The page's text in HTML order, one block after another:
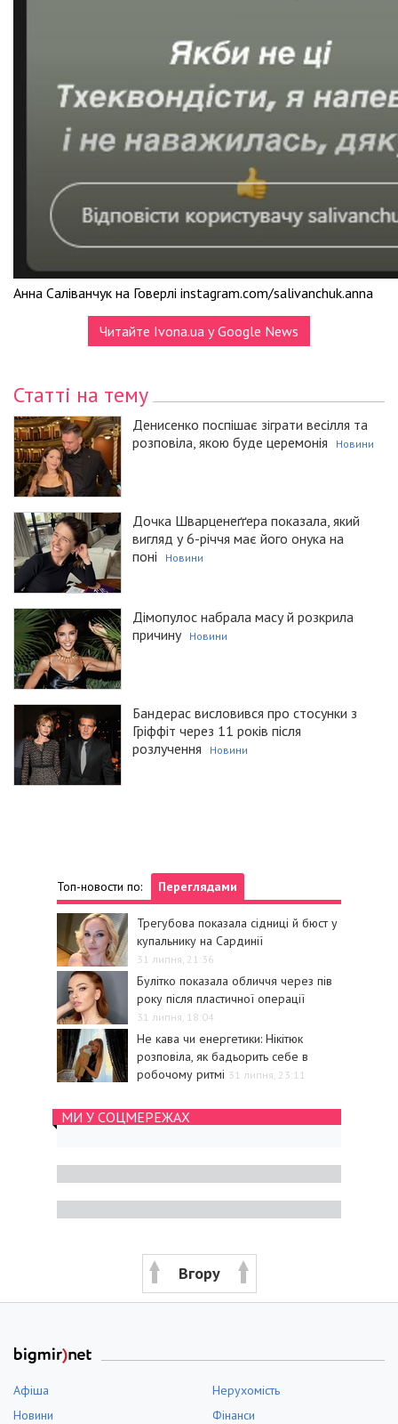
Анна Саліванчук на Говерлі instagram.com/salivanchuk.anna
Читайте Ivona.ua у Google News
Статті на тему
Денисенко поспішає зіграти весілля та
розповіла, якою буде церемонія
Новини
Дочка Шварценеґґера показала, який
вигляд у 6-річчя має його онука на
поні
Новини
Дімопулос набрала масу й розкрила
причину
Новини
Бандерас висловився про стосунки з
Гріффіт через 11 років після
розлучення
Новини
Топ-новости по: Переглядами
Трегубова показала сідниці й бюст у
купальнику на Сардинії
31 липня, 21:36
Булітко показала обличчя через пів
року після пластичної операції
31 липня, 18:04
Не кава чи енергетики: Нікітюк
розповіла, як бадьорить себе в
робочому ритмі 31 липня, 23:11
МИ У СОЦМЕРЕЖАХ
Вгору
Афіша
Нерухомість
Новини
Фінанси